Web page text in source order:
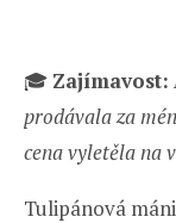
🎓 Zajímavost:
prodávala za
cena vyletěla na
Tulipánová